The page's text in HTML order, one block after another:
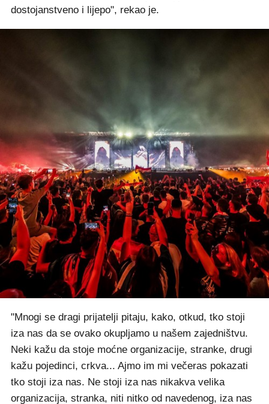
dostojanstveno i lijepo", rekao je.
"Mnogi se dragi prijatelji pitaju, kako, otkud, tko stoji
iza nas da se ovako okupljamo u našem zajedništvu.
Neki kažu da stoje moćne organizacije, stranke, drugi
kažu pojedinci, crkva... Ajmo im mi večeras pokazati
tko stoji iza nas. Ne stoji iza nas nikakva velika
organizacija, stranka, niti nitko od navedenog, iza nas